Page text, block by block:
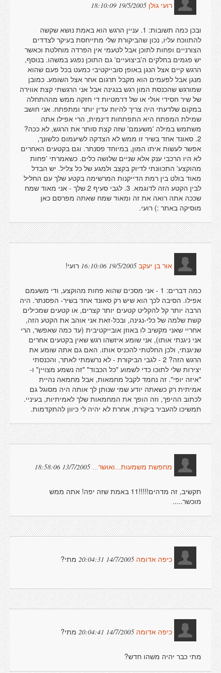
רועי גולן 19/5/2005 18:10:09
ובכן כמה תשובות: 1. עניין הרגש הוא באמת נושא שקשה
להתווכח עליו, נכון שהביקורת שלי מתייחסת בעיקר לצדדים
הצורניים ופחות לתוכן אבל לטעמי אין הפרדה מוחלטת וכאשר
יש פגמים בחלקים ה'ביצועיים' גם התוכן נפגע במשהו. בנוסף,
הרגש קיים אצל הנגן באופן סובייקטיבי כמעט בכל פעם שהוא
מנגן אבל לפעמים הוא מקבל תרגום אחר אצל השומע. כמובן
שמורגש שהכנסת המון רגש בנגינה אבל אני הרגשתי קצת אווירה
של שיר חסידי אולי או של דרמטיות די חזקה ממש מההתחלה
במקום שלדעתי היה צריך להיות עדין יותר ומתפתח. אני חושב
שמילת המפתח היא התפתחות דינמית, הרי אפילו אתה
משתמש במילה 'משעמם' שזה קצת סותר את הרגש, לא ככה?
2. סאונד אחד בשיר זו ממש לא הצדקה לשיעמום כלשונך,
אפשר לעשות איתו המון, במיוחד פסנתר. וגם בקטעים האחרים
לא היו הרכבי ענק אלא שניים שלושה כלים. כשאמרתי 'פחות
מהוקצע' התכוונתי לדיוק בקצב ולמגע של כל צליל. יש הבדל
מאוד בולט בין רמת הדייקנות המרשימה בקטע שלך עם החליל
לבין הקטע הזה לדוגמא. 3. לגבי סעיף 2 שלך - אני מאוד שמח
שככה אתה רואה את זה ומאוד שמח שאתה מפרסם כאן
מוסיקה באתר :) רועי.
אור בן יעקב 19/5/2005 16:10:06 רועי!
כמה דברים: 1 - אני מסכים שהוא פחות מהוקצע, ודי משעמם
אפילו. הסיבה לכך הוא שיש רק סאונד אחד בשיר- הפסנתר. היה
הרבה יותר קל להקליט קטעים יותר קצרים, או קטעים שמכילים
קשת שלמה של כלי-נגינה, ובכל-זאת אני אוהב את הקטע הזה,
אחריי שאני מקשיב לו באוזן אובייקטיבית (עד כמה שאפשר, הרי
אני ניגנתי אותו), אני שומע איזשהו רגש שאין בקטעים אחרים
שניגנתי, ולכן החלטתי להכניס אותו. האם גם אתה שומע את
הרגש הזה? 2 - לגבי הביקורת - לא נרשמתי לאתר, והכנסתי
יצירות שלי לתוכו כדי לשמוע "כל הכבוד" "זה נשמע מצויין" ו-
"איזה יופי". זה נחמד לקבל מחמאות, אבל מחמאה נהיית
אמיתית רק כשאתה יודע שמי שנותן לך אותה היה מסוגל גם
לכתוב ההיפך, וזה הופך את המחמאות שלך לאמיתיות, בעיניי.
תמשיכו להעביר ביקורת, אחרת לא יהיה לי כיוון להתקדמות.
מחפשת משמעות...ואושר... 13/7/2005 18:58:06
תקשיב, זה מדהים!!!!!11 באמת שזה יפה! אתה ממש
מוכשר.....
כיפה אדומה 14/7/2005 20:04:31 מתי?
כיפה אדומה 14/7/2005 20:04:41 מתי?
מתי כבר יהיה משהו חדש?